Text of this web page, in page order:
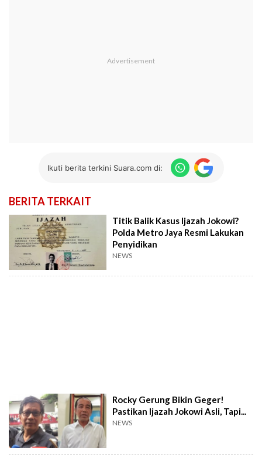
Ikuti berita terkini Suara.com di:
BERITA TERKAIT
Titik Balik Kasus Ijazah Jokowi?
Polda Metro Jaya Resmi Lakukan
Penyidikan
NEWS
Rocky Gerung Bikin Geger!
Pastikan Ijazah Jokowi Asli, Tapi...
NEWS